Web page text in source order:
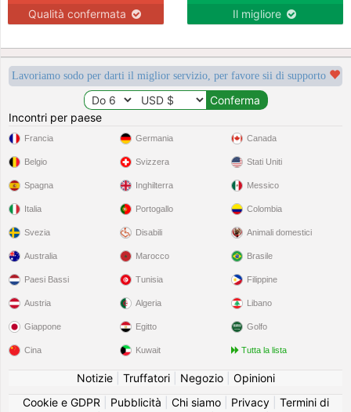
Qualità confermata Il migliore
Lavoriamo sodo per darti il miglior servizio, per favore sii di supporto
Incontri per paese
Francia
Belgio
Spagna
Italia
Svezia
Germania
Svizzera
Inghilterra
Portogallo
Disabili
Canada
Stati Uniti
Messico
Colombia
Animali domestici
Australia
Paesi Bassi
Austria
Giappone
Cina
Marocco
Tunisia
Algeria
Egitto
Kuwait
Brasile
Filippine
Libano
Golfo
Tutta la lista
Notizie| Truffatori| Negozio| Opinioni
Cookie e GDPR
Pubblicità Chi siamo| Privacy| Termini di